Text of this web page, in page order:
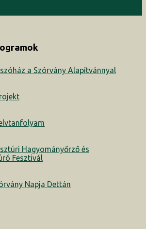
a Szórvány Alapítvánnyal
Hagyományőrző és
Fesztivál
Napja Dettán